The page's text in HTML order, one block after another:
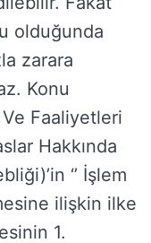
olduğunda
zarara
Konu
Ve Faaliyetleri
Hakkında
‘’ İşlem
ilişkin ilke
1.